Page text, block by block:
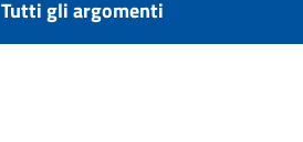
Tutti gli argomenti